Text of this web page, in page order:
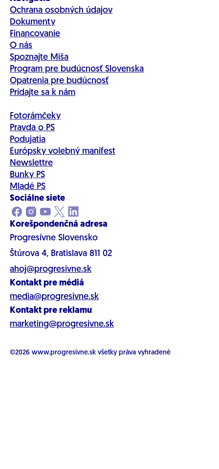
Ochrana osobných údajov
Dokumenty
Financovanie
O nás
Spoznajte Miša
Program pre budúcnosť Slovenska
Opatrenia pre budúcnosť
Pridajte sa k nám
Fotorámčeky
Pravda o PS
Podujatia
Európsky volebný manifest
Newslettre
Bunky PS
Mladé PS
Sociálne siete
Korešpondenčná adresa
Progresívne Slovensko
Štúrova 4, Bratislava 811 02
ahoj@progresivne.sk
Kontakt pre médiá
media@progresivne.sk
Kontakt pre reklamu
marketing@progresivne.sk
©2026 www.progresivne.sk všetky práva vyhradené